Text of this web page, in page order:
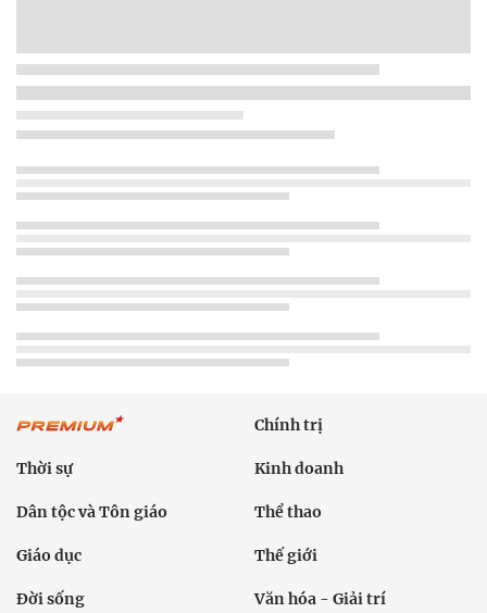
Chính trị
Thời sự Kinh doanh
Dân tộc và Tôn giáo Thể thao
Giáo dục Thế giới
Đời sống Văn hóa - Giải trí